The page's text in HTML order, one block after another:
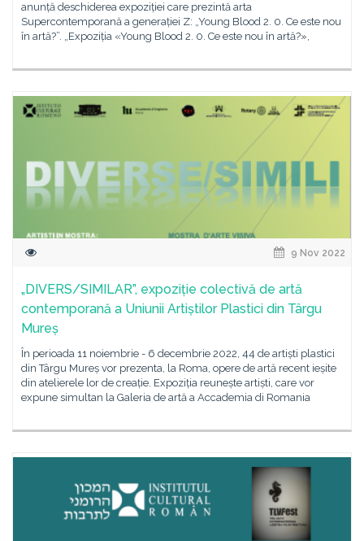
anunță deschiderea expoziției care prezintă arta
Supercontemporană a generației Z: „Young Blood 2. 0. Ce este nou
în artă?”. „Expoziția «Young Blood 2. 0. Ce este nou în artă?»,
9 Nov 2022
„DIVERS/SIMILAR”, expoziție colectivă de artă
contemporană a Uniunii Artiștilor Plastici din Târgu
Mureș
În perioada 11 noiembrie - 6 decembrie 2022, 44 de artiști plastici
din Târgu Mureș vor prezenta, la Roma, opere de artă recent ieșite
din atelierele lor de creație. Expoziția reunește artiști, care vor
expune simultan la Galeria de artă a Accademia di Romania